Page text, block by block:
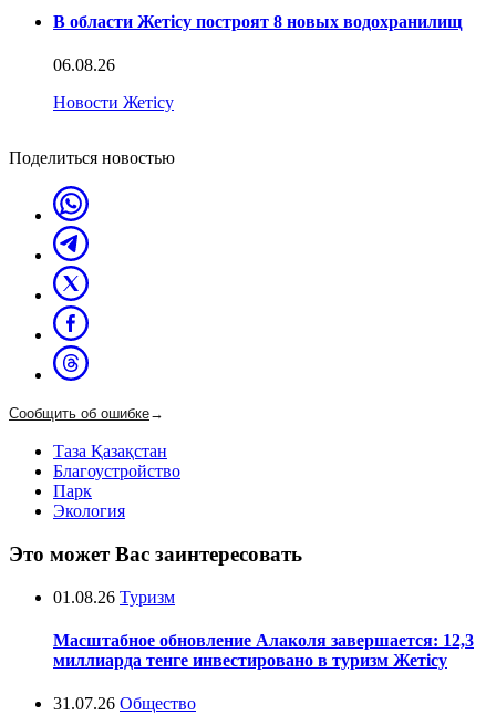
В области Жетісу построят 8 новых водохранилищ
06.08.26
Новости Жетісу
Поделиться новостью
Сообщить об ошибке→
Таза Қазақстан
Благоустройство
Парк
Экология
Это может Вас заинтересовать
01.08.26 Туризм
Масштабное обновление Алаколя завершается: 12,3
миллиарда тенге инвестировано в туризм Жетісу
31.07.26 Общество